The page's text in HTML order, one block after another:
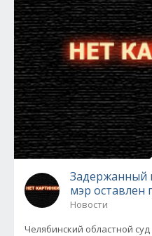
Задержанный
мэр оставлен
Новости
Челябинский областной